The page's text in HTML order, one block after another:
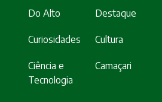
Do Alto Destaque
Curiosidades Cultura
Ciência e
Tecnologia
Camaçari